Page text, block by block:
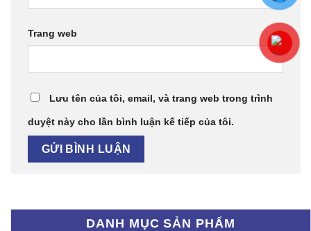
DANH MỤC SẢN PHẨM
Trang web
Lưu tên của tôi, email, và trang web trong trình
duyệt này cho lần bình luận kế tiếp của tôi.